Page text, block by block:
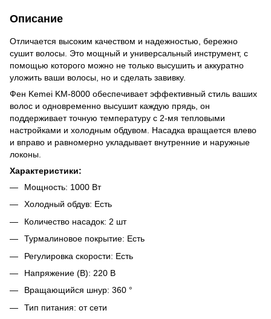
Описание
Отличается высоким качеством и надежностью, бережно
сушит волосы. Это мощный и универсальный инструмент, с
помощью которого можно не только высушить и аккуратно
уложить ваши волосы, но и сделать завивку.
Фен Kemei KM-8000 обеспечивает эффективный стиль ваших
волос и одновременно высушит каждую прядь, он
поддерживает точную температуру с 2-мя тепловыми
настройками и холодным обдувом. Насадка вращается влево
и вправо и равномерно укладывает внутренние и наружные
локоны.
Характеристики:
Мощность: 1000 Вт
Холодный обдув: Есть
Количество насадок: 2 шт
Турмалиновое покрытие: Есть
Регулировка скорости: Есть
Напряжение (В): 220 В
Вращающийся шнур: 360 °
Тип питания: от сети